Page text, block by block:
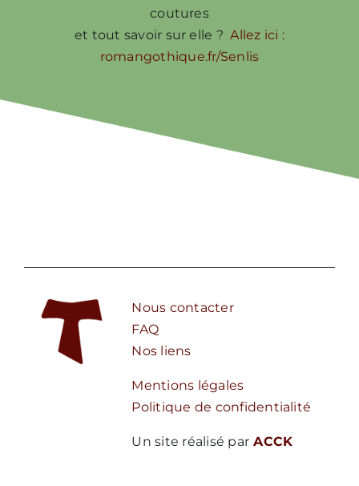
coutures
et tout savoir sur elle ?Allez ici :
romangothique.fr/Senlis
Nous contacter
FAQ
Nos liens
Mentions légales
Politique de confidentialité
Un site réalisé par ACCK